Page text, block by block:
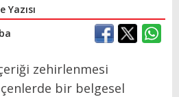
Yazısı
zehirlenmesi
bir belgesel